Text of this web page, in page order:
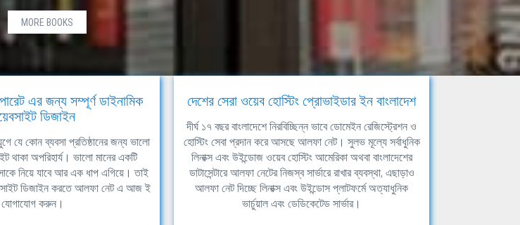
MORE BOOKS
এর জন্য সম্পূর্ণ ডাইনামিক
ডিজাইন
যে কোন ব্যবসা প্রতিষ্ঠানের জন্য ভালো
থাকা অপরিহার্য। ভালো মানের একটি
নিয়ে যাবে আর এক ধাপ এগিয়ে। তাই
ডিজাইন করতে আলফা নেট এ আজ ই
যোগাযোগ করুন।
দেশের সেরা ওয়েব হোস্টিং প্রোভাইডার ইন বাংলাদেশ
দীর্ঘ ১৭ বছর বাংলাদেশে নিরবিচ্ছিন্ন ভাবে ডোমেইন রেজিস্ট্রেশন ও
হোস্টিং সেবা প্রদান করে আসছে আলফা নেট। সুলভ মূল্যে সর্বাধুনিক
লিনাক্স এবং উইন্ডোজ ওয়েব হোস্টিং আমেরিকা অথবা বাংলাদেশের
ডাটাসেন্টারে আলফা নেটের নিজস্ব সার্ভারে রাখার ব্যবস্থা, এছাড়াও
আলফা নেট দিচ্ছে লিনাক্স এবং উইন্ডোস প্লাটফর্মে অত্যাধুনিক
ভার্চুয়াল এবং ডেডিকেটেড সার্ভার।